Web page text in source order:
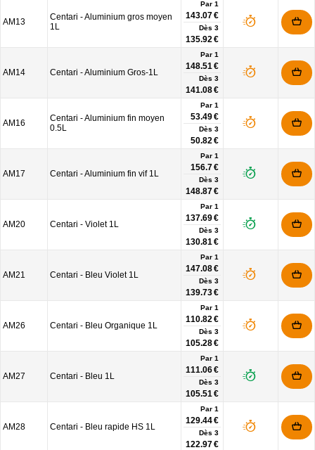
AM13
Centari - Aluminium gros moyen
1L
Par 1
143.07 €
Dès 3
135.92 €
AM14 Centari - Aluminium Gros-1L
Par 1
148.51 €
Dès 3
141.08 €
AM16
Centari - Aluminium fin moyen
0.5L
Par 1
53.49 €
Dès 3
50.82 €
AM17 Centari - Aluminium fin vif 1L
Par 1
156.7 €
Dès 3
148.87 €
AM20 Centari - Violet 1L
Par 1
137.69 €
Dès 3
130.81 €
AM21 Centari - Bleu Violet 1L
Par 1
147.08 €
Dès 3
139.73 €
AM26 Centari - Bleu Organique 1L
Par 1
110.82 €
Dès 3
105.28 €
AM27 Centari - Bleu 1L
Par 1
111.06 €
Dès 3
105.51 €
AM28 Centari - Bleu rapide HS 1L
Par 1
129.44 €
Dès 3
122.97 €